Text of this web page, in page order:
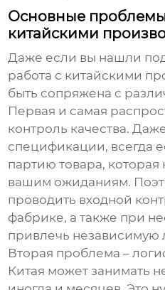
Основные
китайскими
Даже если вы нашли
работа с китайскими
быть сопряжена с
Первая и самая
контроль качества.
спецификации, всегда
партию товара, которая
вашим ожиданиям.
проводить входной
фабрике, а также при
привлечь независимую
Вторая проблема –
Китая может занимать